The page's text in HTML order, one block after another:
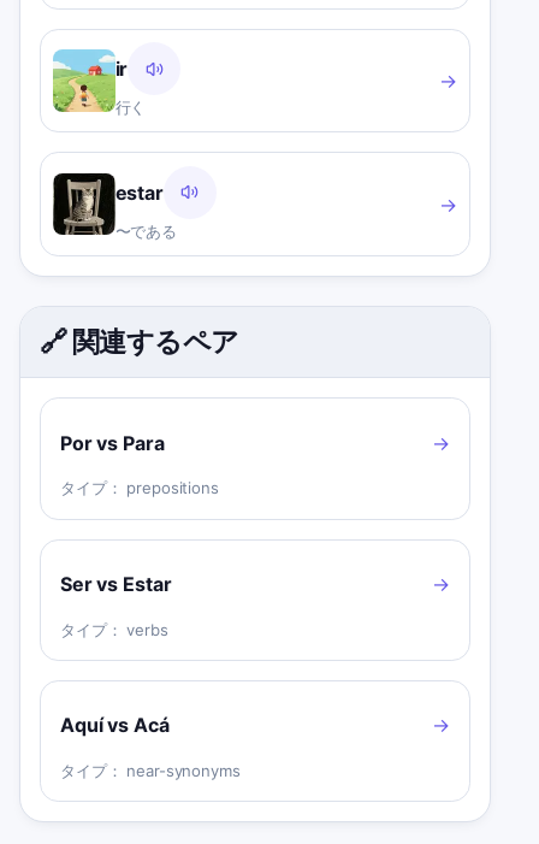
ir
行く
→
estar
〜である
→
🔗 関連するペア
Por vs Para →
タイプ： prepositions
Ser vs Estar →
タイプ： verbs
Aquí vs Acá →
タイプ： near-synonyms